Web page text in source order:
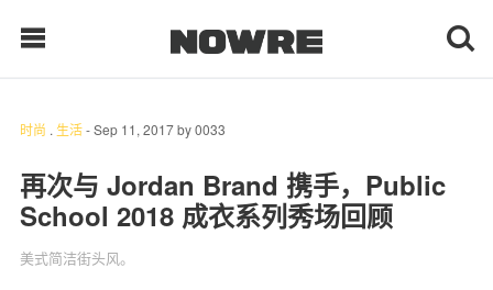
每日鲜榨
现客视点
时尚 . 生活-Sep 11, 2017by0033
再次与 Jordan Brand 携手，Public
School 2018 成衣系列秀场回顾
美式简洁街头风。